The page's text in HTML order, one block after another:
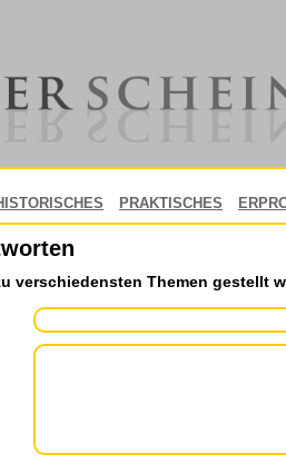
PRAKTISCHES
verschiedensten Themen gestellt